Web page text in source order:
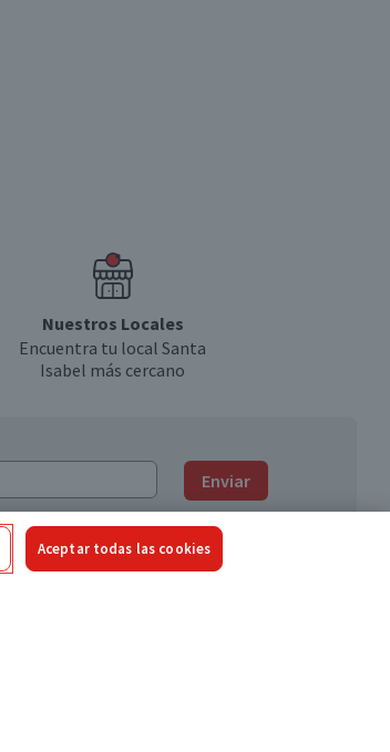
Nuestros Locales
Encuentra tu local Santa
Isabel más cercano
Enviar
Aceptar todas las cookies